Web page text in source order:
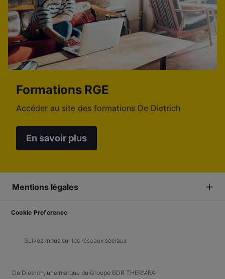
Formations RGE
Accéder au site des formations De Dietrich
En savoir plus
Mentions légales
Cookie Preference
Suivez-nous sur les réseaux sociaux
De Dietrich, une marque du Groupe BDR THERMEA